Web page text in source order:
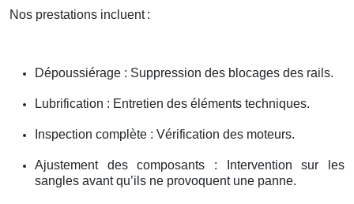
Nos prestations incluent :
Dépoussiérage : Suppression des blocages des rails.
Lubrification : Entretien des éléments techniques.
Inspection complète : Vérification des moteurs.
Ajustement des composants : Intervention sur les
sangles avant qu’ils ne provoquent une panne.